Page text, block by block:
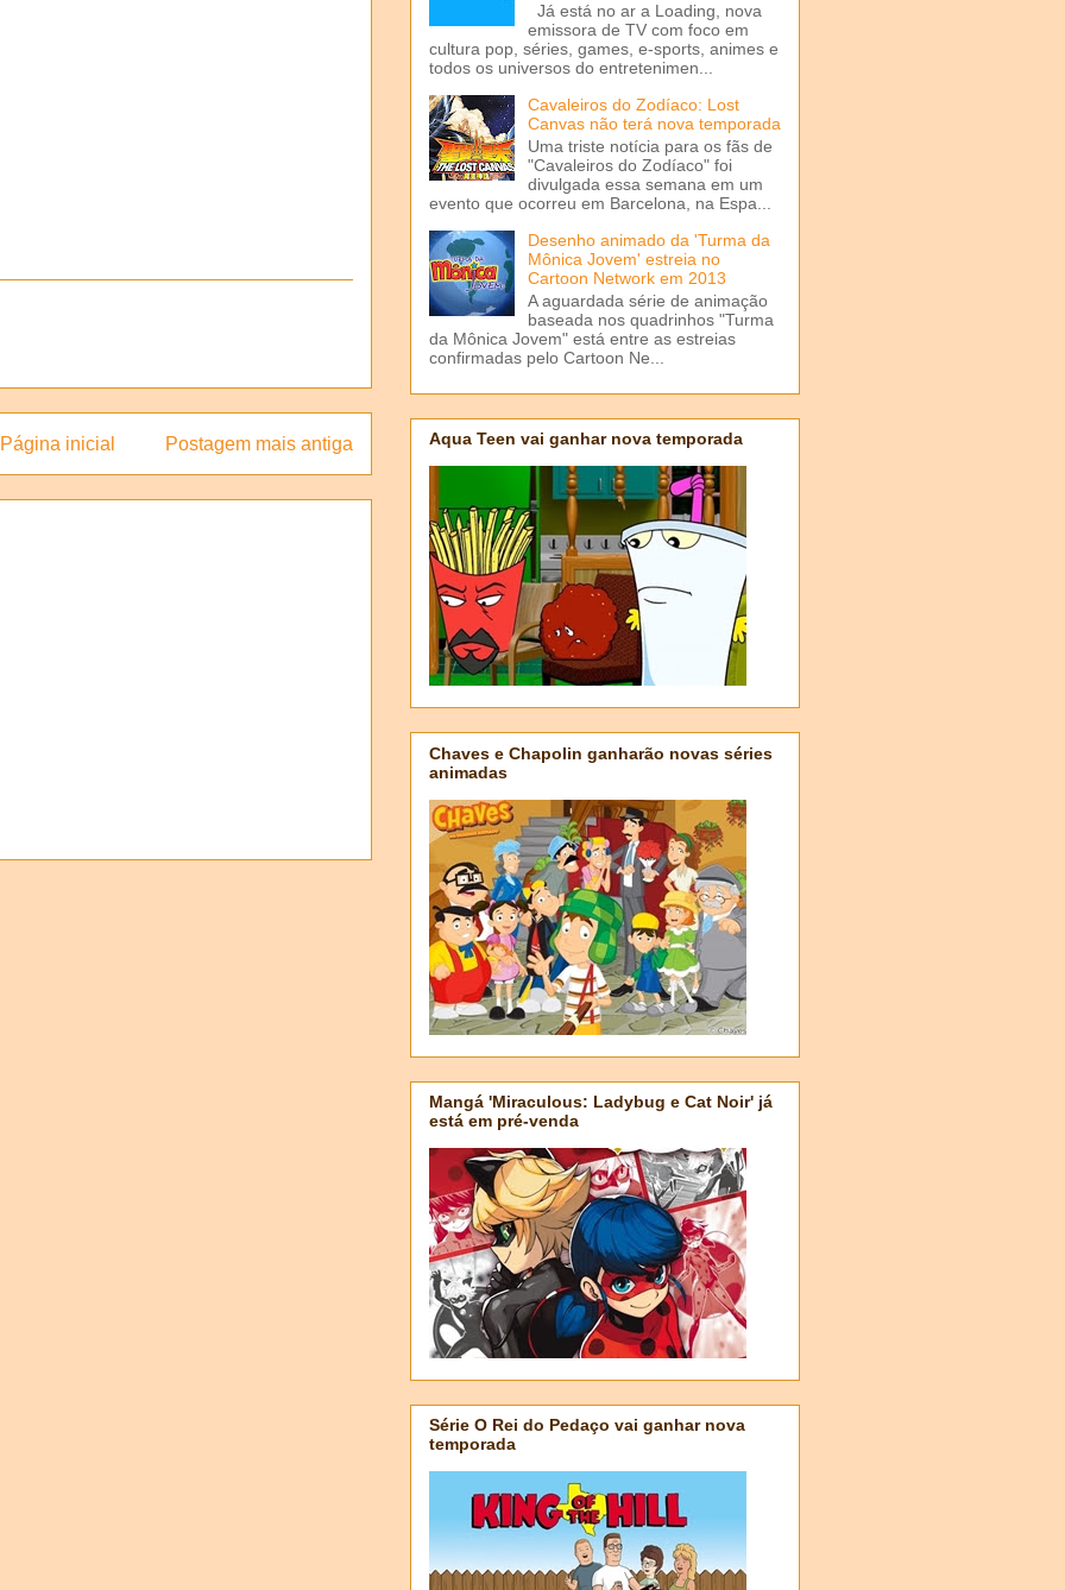
Postagem mais antiga
Página inicial
Já está no ar a Loading, nova
emissora de TV com foco em
cultura pop, séries, games, e-sports, animes e
todos os universos do entretenimen...
Cavaleiros do Zodíaco: Lost
Canvas não terá nova temporada
Uma triste notícia para os fãs de
"Cavaleiros do Zodíaco" foi
divulgada essa semana em um
evento que ocorreu em Barcelona, na Espa...
Desenho animado da 'Turma da
Mônica Jovem' estreia no
Cartoon Network em 2013
A aguardada série de animação
baseada nos quadrinhos "Turma
da Mônica Jovem" está entre as estreias
confirmadas pelo Cartoon Ne...
Aqua Teen vai ganhar nova temporada
Chaves e Chapolin ganharão novas séries
animadas
Mangá 'Miraculous: Ladybug e Cat Noir' já
está em pré-venda
Série O Rei do Pedaço vai ganhar nova
temporada